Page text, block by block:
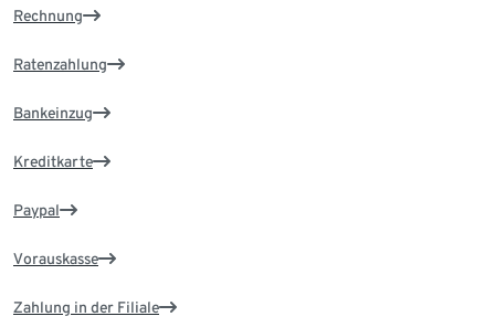
Rechnung
Ratenzahlung
Bankeinzug
Kreditkarte
Paypal
Vorauskasse
Zahlung in der Filiale